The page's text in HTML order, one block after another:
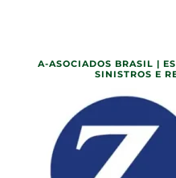
A-ASOCIADOS BRASIL |
SINISTROS E